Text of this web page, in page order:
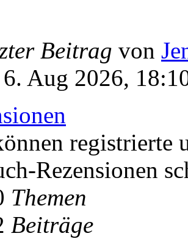
Beitrag von
Aug 2026,
registrierte
Rezensionen
Themen
Beiträge